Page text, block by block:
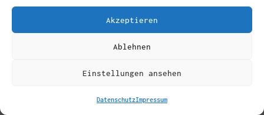
Akzeptieren
Ablehnen
Einstellungen ansehen
DatenschutzImpressum